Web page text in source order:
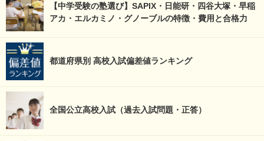
【中学受験の塾選び】SAPIX・日能研・四谷大塚・早稲
アカ・エルカミノ・グノーブルの特徴・費用と合格力
都道府県別 高校入試偏差値ランキング
全国公立高校入試（過去入試問題・正答）